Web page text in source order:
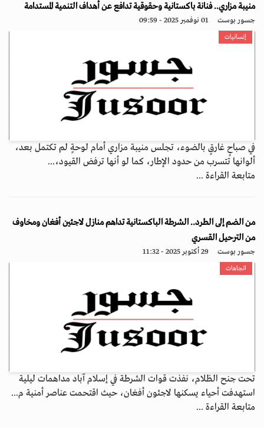
منيبة مزاري.. فنانة باكستانية وحقوقية تدافع عن أهداف التنمية المستدامة
جسور بوست 01 نوفمبر 2025 - 09:59
إنسانيات
في صباحٍ غارقٍ بالضوء، تجلس منيبة مزاري أمام لوحةٍ لم تكتمل بعد،
ألوانها تتسرب من حدود الإطار، كما لو أنها ترفض القيود،...
متابعة القراءة ...
من الضم إلى الطرد.. الشرطة الباكستانية تداهم منازل لاجئين أفغان ومخاوف
من الترحيل القسري
جسور بوست 29 أكتوبر 2025 - 11:32
اتجاهات
تحت جنح الظلام، نفذت قوات الشرطة في إسلام آباد مداهمات ليلية
استهدفت أحياء يسكنها لاجئون أفغان، حيث اقتحمت عناصر أمنية م...
متابعة القراءة ...